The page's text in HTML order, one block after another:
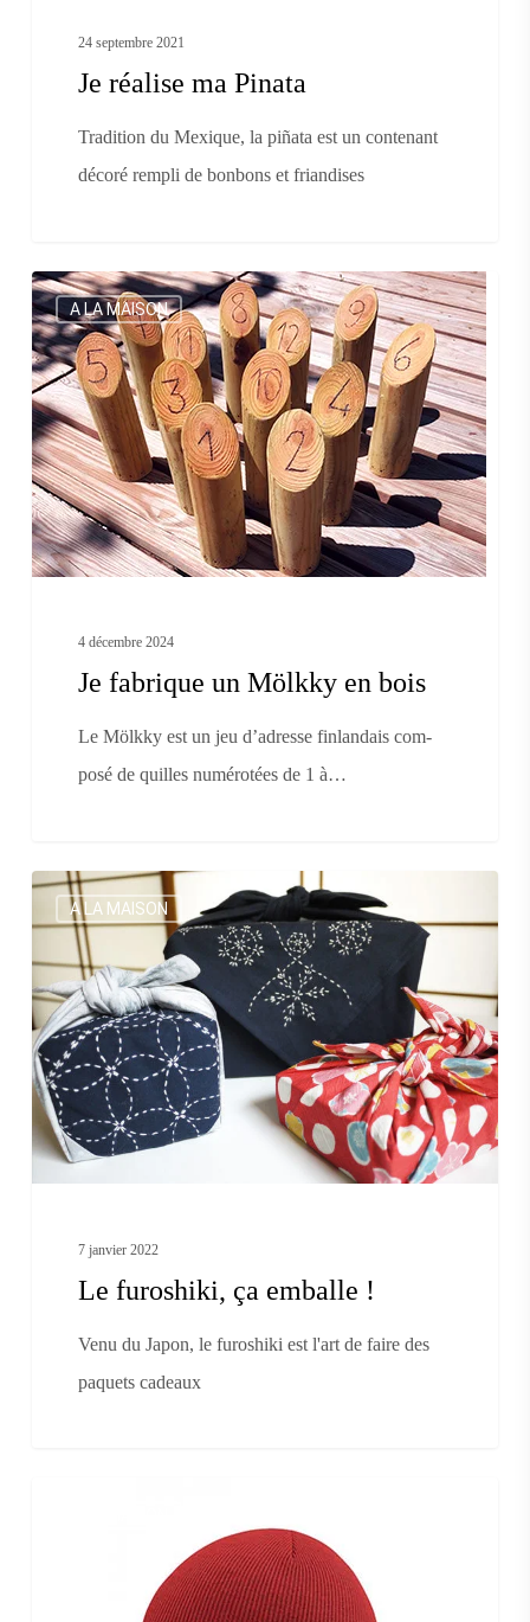
24 septembre 2021
Je réalise ma Pinata
Tradition du Mexique, la piñata est un contenant
décoré rempli de bonbons et friandises
Je
fabrique
un
Mölkky
en
bois
A LA MAISON
4 décembre 2024
Je fabrique un Mölkky en bois
Le Mölkky est un jeu d’adresse finlandais com-
posé de quilles numérotées de 1 à…
Le
furoshiki,
ça
emballe
!
A LA MAISON
7 janvier 2022
Le furoshiki, ça emballe !
Venu du Japon, le furoshiki est l'art de faire des
paquets cadeaux